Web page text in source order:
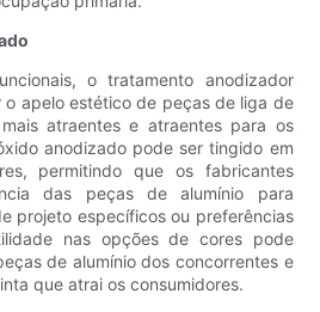
o tratamento anodizador
apelo estético de peças de liga de
atraentes e atraentes para os
anodizado pode ser tingido em
permitindo que os fabricantes
das peças de alumínio para
projeto específicos ou preferências
nas opções de cores pode
de alumínio dos concorrentes e
que atrai os consumidores.